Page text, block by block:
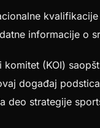
informacije o
komitet (KOI)
događaj
deo strategije